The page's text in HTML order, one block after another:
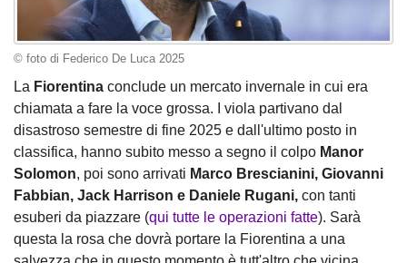
© foto di Federico De Luca 2025
La Fiorentina conclude un mercato invernale in cui era
chiamata a fare la voce grossa. I viola partivano dal
disastroso semestre di fine 2025 e dall'ultimo posto in
classifica, hanno subito messo a segno il colpo Manor
Solomon, poi sono arrivati Marco Brescianini, Giovanni
Fabbian, Jack Harrison e Daniele Rugani, con tanti
esuberi da piazzare (qui tutte le operazioni fatte). Sarà
questa la rosa che dovrà portare la Fiorentina a una